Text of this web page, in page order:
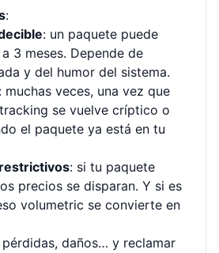
:
: un paquete puede
3 meses. Depende de
y del humor del sistema.
: muchas veces, una vez que
se vuelve críptico o
el paquete ya está en tu
: si tu paquete
precios se disparan. Y si es
volumetric se convierte en
pérdidas, daños… y reclamar